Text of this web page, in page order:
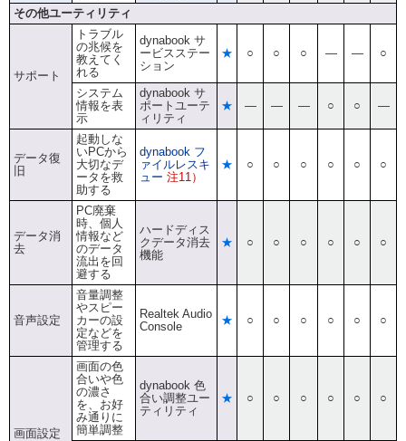
その他ユーティリティ
サポート
トラブル
の兆候を
教えてく
れる
dynabook サ
ービスステー
ション
★ ○ ○ ○ ― ― ○
システム
情報を表
示
dynabook サ
ポートユーテ
ィリティ
★ ― ― ― ○ ○ ―
データ復
旧
起動しな
いPCから
大切なデ
ータを救
助する
dynabook フ
ァイルレスキ
ュー 注11）
★ ○ ○ ○ ○ ○ ○
データ消
去
PC廃棄
時、個人
情報など
のデータ
流出を回
避する
ハードディス
クデータ消去
機能
★ ○ ○ ○ ○ ○ ○
音声設定
音量調整
やスピー
カーの設
定などを
管理する
Realtek Audio
Console
★ ○ ○ ○ ○ ○ ○
画面設定
画面の色
合いや色
の濃さ
を、お好
み通りに
簡単調整
dynabook 色
合い調整ユー
ティリティ
★ ○ ○ ○ ○ ○ ○